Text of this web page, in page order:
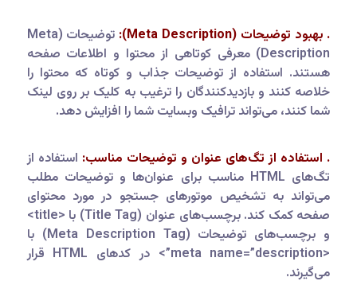
. بهبود توضیحات (Meta Description):
توضیحات (Meta
Description) معرفی کوتاهی از محتوا و اطلاعات صفحه
هستند. استفاده از توضیحات جذاب و کوتاه که محتوا را
خلاصه کنند و بازدیدکنندگان را ترغیب به کلیک بر روی لینک
شما کنند، می‌تواند ترافیک وبسایت شما را افزایش دهد.
. استفاده از تگ‌های عنوان و توضیحات مناسب: استفاده از
تگ‌های HTML مناسب برای عنوان‌ها و توضیحات مطلب
می‌تواند به تشخیص موتورهای جستجو در مورد محتوای
صفحه کمک کند. برچسب‌های عنوان (Title Tag) با <title>
و برچسب‌های توضیحات (Meta Description Tag) با
<meta name=”description”> در کدهای HTML قرار
می‌گیرند.